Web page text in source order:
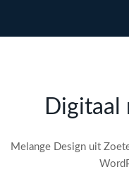
Digitaal
Melange Design uit